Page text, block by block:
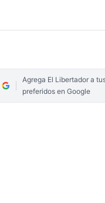
Agrega El Libertador a
preferidos en Google